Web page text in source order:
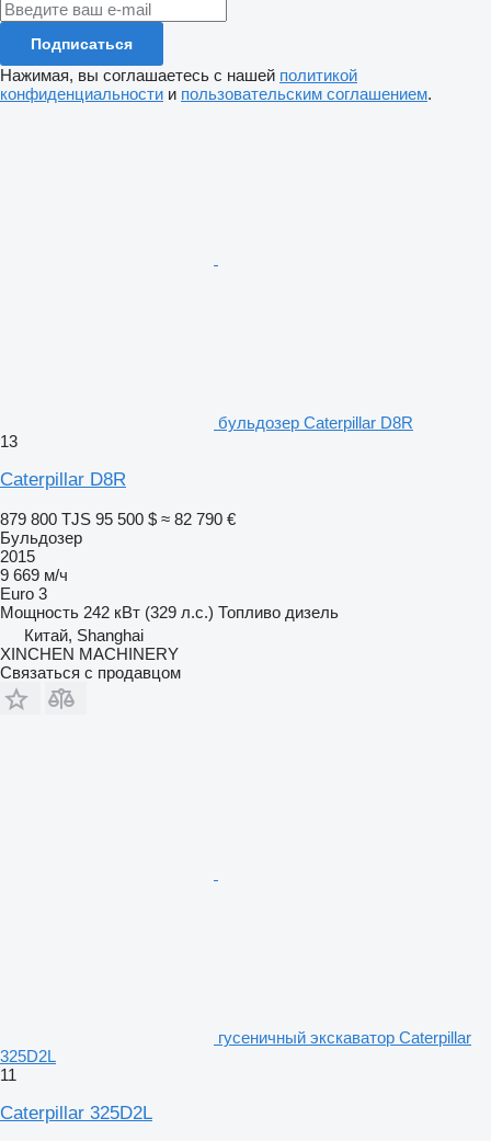
Подписаться
Нажимая, вы соглашаетесь с нашей политикой
конфиденциальности и пользовательским соглашением.
бульдозер Caterpillar D8R
13
Caterpillar D8R
879 800 TJS 95 500 $ ≈ 82 790 €
Бульдозер
2015
9 669 м/ч
Euro 3
Мощность 242 кВт (329 л.с.) Топливо дизель
Китай, Shanghai
XINCHEN MACHINERY
Связаться с продавцом
гусеничный экскаватор Caterpillar
325D2L
11
Caterpillar 325D2L